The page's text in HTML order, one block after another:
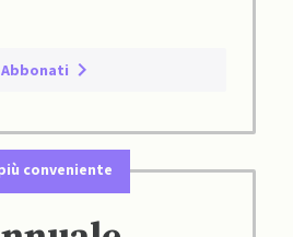
Abbonati
conveniente